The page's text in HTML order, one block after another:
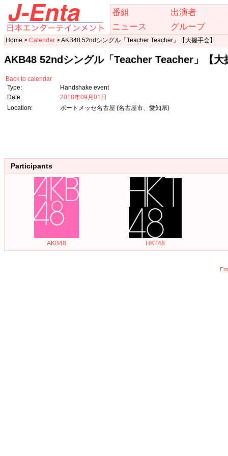
番組
出演者
ニュース
グループ
Home > Calendar > AKB48 52ndシングル「Teacher Teacher」【大握手会】
AKB48 52ndシングル「Teacher Teacher」【大
Back to calendar
Type:
Handshake event
Date:
2018年09月01日
Location:
ポートメッセ名古屋 (名古屋市、愛知県)
Participants
AKB48 HKT48